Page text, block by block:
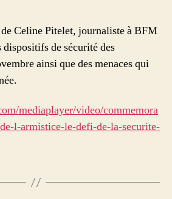
Celine Pitelet, journaliste à BFM
de sécurité des
ainsi que des menaces qui
mediaplayer/video/commemora
l-armistice-le-defi-de-la-securite-